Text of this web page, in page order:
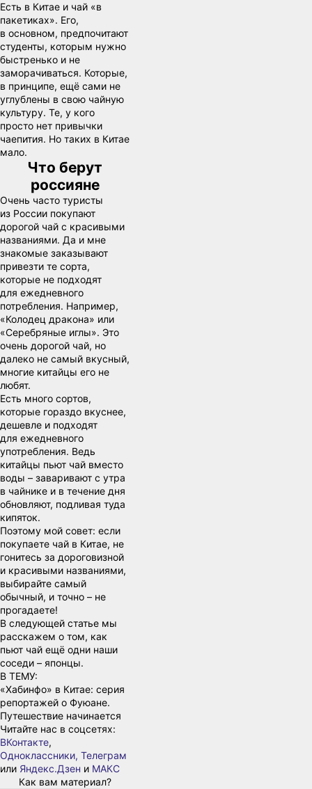
Есть в Китае и чай «в
пакетиках». Его,
в основном, предпочитают
студенты, которым нужно
быстренько и не
заморачиваться. Которые,
в принципе, ещё сами не
углублены в свою чайную
культуру. Те, у кого
просто нет привычки
чаепития. Но таких в Китае
мало.
Что берут
россияне
Очень часто туристы
из России покупают
дорогой чай с красивыми
названиями. Да и мне
знакомые заказывают
привезти те сорта,
которые не подходят
для ежедневного
потребления. Например,
«Колодец дракона» или
«Серебряные иглы». Это
очень дорогой чай, но
далеко не самый вкусный,
многие китайцы его не
любят.
Есть много сортов,
которые гораздо вкуснее,
дешевле и подходят
для ежедневного
употребления. Ведь
китайцы пьют чай вместо
воды – заваривают с утра
в чайнике и в течение дня
обновляют, подливая туда
кипяток.
Поэтому мой совет: если
покупаете чай в Китае, не
гонитесь за дороговизной
и красивыми названиями,
выбирайте самый
обычный, и точно – не
прогадаете!
В следующей статье мы
расскажем о том, как
пьют чай ещё одни наши
соседи – японцы.
В ТЕМУ:
«Хабинфо» в Китае: серия
репортажей о Фуюане.
Путешествие начинается
Читайте нас в соцсетях:
ВКонтакте,
Одноклассники, Телеграм
или Яндекс.Дзен и МАКС
Как вам материал?